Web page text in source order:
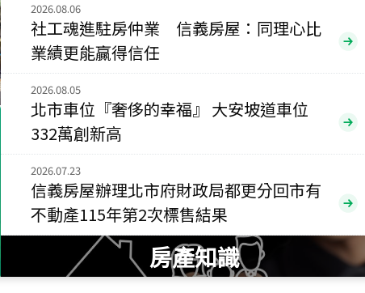
新北市永和區環河西路二段
115年07月 成交
央央 5,800萬
115年
小西華 1,938萬
115年07月 成交
捷豹
台北市中山區長春路
115年07月 成交 總價
2026.08.06
社工魂進駐房仲業 信義房屋：同理心比
業績更能贏得信任
2026.08.05
北市車位『奢侈的幸福』 大安坡道車位
332萬創新高
2026.07.23
信義房屋辦理北市府財政局都更分回市有
不動產115年第2次標售結果
房產知識